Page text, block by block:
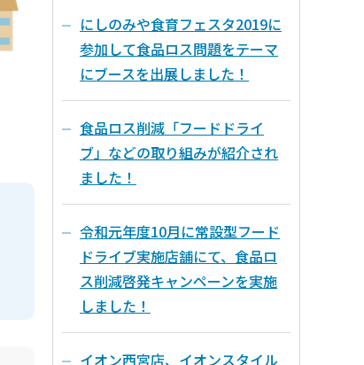
にしのみや食育フェスタ2019に
参加して食品ロス問題をテーマ
にブースを出展しました！
食品ロス削減「フードドライ
ブ」などの取り組みが紹介され
ました！
令和元年度10月に常設型フード
ドライブ実施店舗にて、食品ロ
ス削減啓発キャンペーンを実施
しました！
イオン西宮店、イオンスタイル